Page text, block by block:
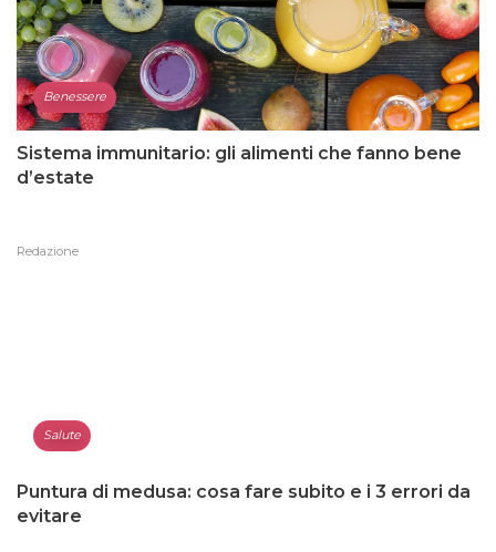
Benessere
Sistema immunitario: gli alimenti che fanno bene
d’estate
Redazione
Salute
Puntura di medusa: cosa fare subito e i 3 errori da
evitare